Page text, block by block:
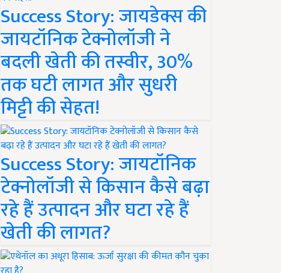
Success Story: जायडेक्स की
जायटॉनिक टेक्नोलॉजी ने
बदली खेती की तस्वीर, 30%
तक घटी लागत और सुधरी
मिट्टी की सेहत!
Success Story: जायटॉनिक
टेक्नोलॉजी से किसान कैसे बढ़ा
रहे हैं उत्पादन और घटा रहे हैं
खेती की लागत?